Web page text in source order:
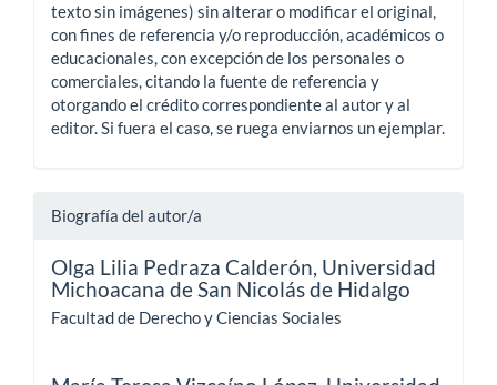
texto sin imágenes) sin alterar o modificar el original,
con fines de referencia y/o reproducción, académicos o
educacionales, con excepción de los personales o
comerciales, citando la fuente de referencia y
otorgando el crédito correspondiente al autor y al
editor. Si fuera el caso, se ruega enviarnos un ejemplar.
Biografía del autor/a
Olga Lilia Pedraza Calderón, Universidad
Michoacana de San Nicolás de Hidalgo
Facultad de Derecho y Ciencias Sociales